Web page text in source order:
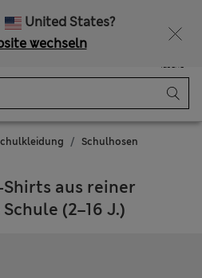
United States?
wechseln
Tasche
Schulhosen
aus reiner
(2–16 J.)